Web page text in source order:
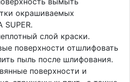
окрашиваемых
SUPER.
слой краски.
поверхности отшлифовать
пыль после шлифования.
поверхности и